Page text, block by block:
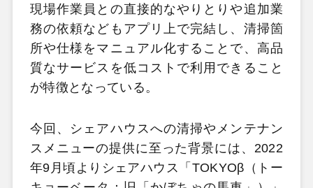
現場作業員との直接的なやりとりや追加業
務の依頼などもアプリ上で完結し、清掃箇
所や仕様をマニュアル化することで、高品
質なサービスを低コストで利用できること
が特徴となっている。
今回、シェアハウスへの清掃やメンテナン
スメニューの提供に至った背景には、2022
年9月頃よりシェアハウス「TOKYOβ（トー